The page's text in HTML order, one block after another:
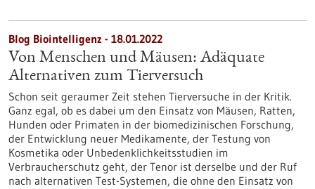
Blog Biointelligenz - 18.01.2022
Von Menschen und Mäusen: Adäquate
Alternativen zum Tierversuch
Schon seit geraumer Zeit stehen Tierversuche in der Kritik.
Ganz egal, ob es dabei um den Einsatz von Mäusen, Ratten,
Hunden oder Primaten in der biomedizinischen Forschung,
der Entwicklung neuer Medikamente, der Testung von
Kosmetika oder Unbedenklichkeitsstudien im
Verbraucherschutz geht, der Tenor ist derselbe und der Ruf
nach alternativen Test-Systemen, die ohne den Einsatz von